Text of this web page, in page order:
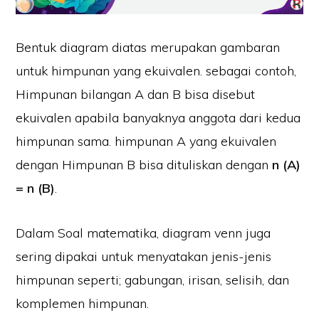
Bentuk diagram diatas merupakan gambaran
untuk himpunan yang ekuivalen. sebagai contoh,
Himpunan bilangan A dan B bisa disebut
ekuivalen apabila banyaknya anggota dari kedua
himpunan sama. himpunan A yang ekuivalen
dengan Himpunan B bisa dituliskan dengan n (A)
= n (B)
Dalam Soal matematika, diagram venn juga
sering dipakai untuk menyatakan jenis-jenis
himpunan seperti; gabungan, irisan, selisih, dan
komplemen himpunan.